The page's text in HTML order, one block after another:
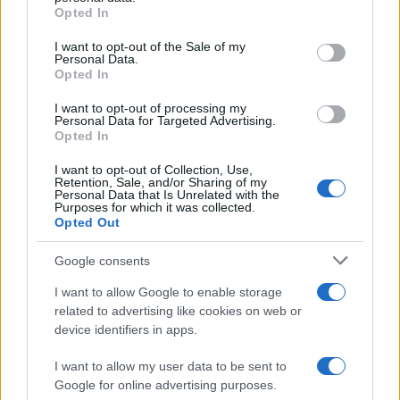
grant or deny consent to Google and its third-party tags to
use your data for below specified purposes in below Google
consent section.
Opted In
I want to opt-out of the Sale of my
Personal Data.
Opted In
I want to opt-out of processing my
Personal Data for Targeted Advertising.
Opted In
I want to opt-out of Collection, Use,
Retention, Sale, and/or Sharing of my
Personal Data that Is Unrelated with the
Purposes for which it was collected.
Opted Out
Google consents
I want to allow Google to enable storage
related to advertising like cookies on web or
device identifiers in apps.
I want to allow my user data to be sent to
Google for online advertising purposes.
2000 /2000
Όροι Χρήσης. Το site προστατεύεται από reCAPTCHA, ισχύουν
Πολιτική Απορρήτου&Όροι Χρήσηςτης Google.
Θεσσαλία
ΑΠΑΓΧΟΝΙΣΜΟΣ
ΕΙΔΗΣΕΙΣ
ΕΛΔΕ
ΚΡΕΜΑΣΜΕΝΟΣ ΚΡΕΜΑΣΤΗΚΕ
Share:
Ακολουθήστε το Νewsit.gr στο Google News
ενημερωθείτε πρώτοι για όλη την ειδησεογραφία και τα
τελευταία νέα